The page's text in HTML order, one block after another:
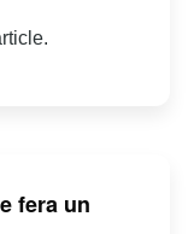
fera un